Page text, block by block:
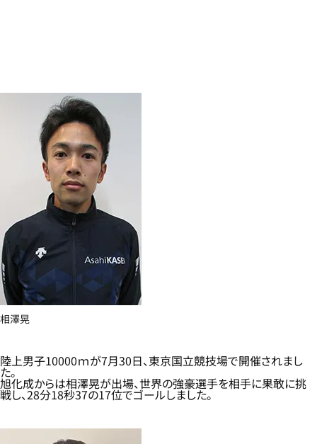
相澤晃
陸上男子10000ｍが7月30日、東京国立競技場で開催されまし
た。
旭化成からは相澤晃が出場、世界の強豪選手を相手に果敢に挑
戦し、28分18秒37の17位でゴールしました。